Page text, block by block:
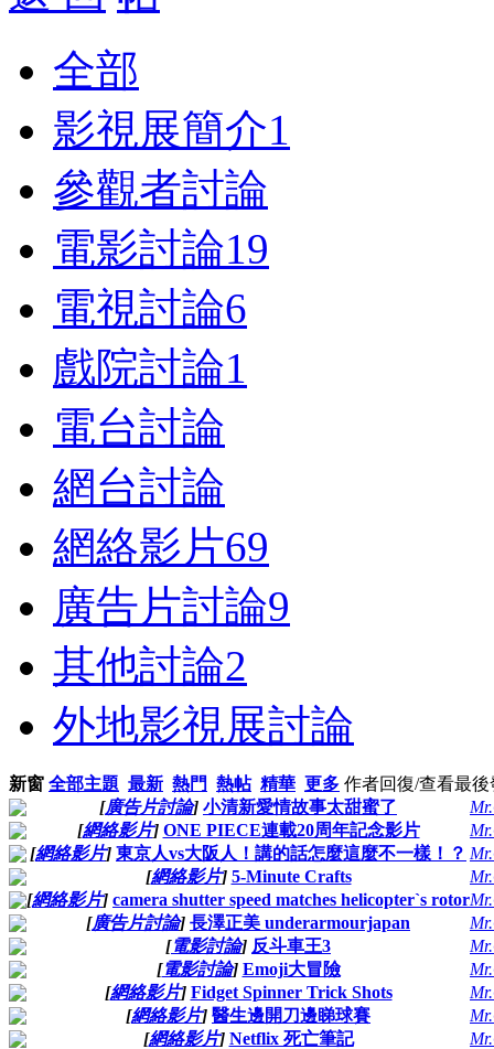
全部
影視展簡介1
參觀者討論
電影討論19
電視討論6
戲院討論1
電台討論
網台討論
網絡影片69
廣告片討論9
其他討論2
外地影視展討論
新窗 全部主題 最新 熱門 熱帖 精華 更多 作者回復/查看最後
[廣告片討論] 小清新愛情故事太甜蜜了
[網絡影片] ONE PIECE連載20周年記念影片
[網絡影片] 東京人vs大阪人！講的話怎麼這麼不一樣！？
[網絡影片] 5-Minute Crafts
[網絡影片] camera shutter speed matches helicopter`s rotor
[廣告片討論] 長澤正美 underarmourjapan
[電影討論] 反斗車王3
[電影討論] Emoji大冒險
[網絡影片] Fidget Spinner Trick Shots
[網絡影片] 醫生邊開刀邊睇球賽
[網絡影片] Netflix 死亡筆記